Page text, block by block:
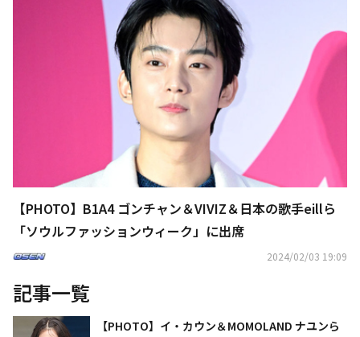
【PHOTO】B1A4 ゴンチャン＆VIVIZ＆日本の歌手eillら
「ソウルファッションウィーク」に出席
2024/02/03 19:09
記事一覧
【PHOTO】イ・カウン＆MOMOLAND ナユンら